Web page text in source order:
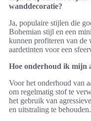
wanddecoratie?
Ja, populaire stijlen die
Bohemian stijl en een
kunnen profiteren van de
aardetinten voor een
Hoe onderhoud ik mijn
Voor het onderhoud van
om regelmatig stof te
het gebruik van
en uitstraling te behouden.